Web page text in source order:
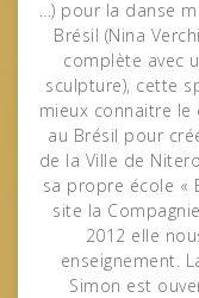
…) pour la danse
Brésil (Nina
complète avec
sculpture), cette
mieux connaitre le
au Brésil pour
de la Ville de
sa propre école «
site la
2012 elle
enseignement.
Simon est